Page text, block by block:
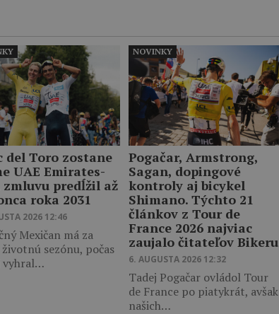
del Toro zostane
UAE Emirates-
zmluvu predĺžil až
roka 2031
2026 12:46
Mexičan má za
životnú sezónu, počas
vyhral…
Pogačar, Armstrong,
Sagan, dopingové
kontroly aj bicykel
Shimano. Týchto 21
článkov z Tour de
France 2026 najviac
zaujalo čitateľov Bikeru
6. AUGUSTA 2026 12:32
Tadej Pogačar ovládol Tour
de France po piatykrát, avšak
našich…
NOVINKY